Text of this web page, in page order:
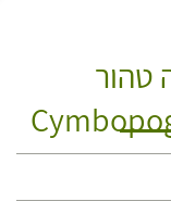
טהור